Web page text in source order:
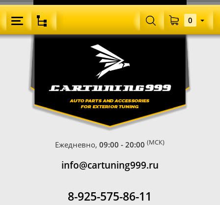
Ежедневно,09:00 - 20:00 (МСК)
info@cartuning999.ru
8-925-575-86-11
0